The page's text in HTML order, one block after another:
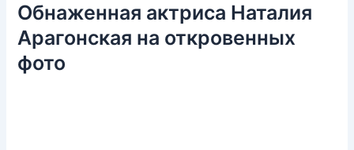
Обнаженная актриса Наталия
Арагонская на откровенных
фото